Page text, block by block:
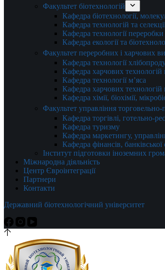
Факультет біотехнологій
Кафедра біотехнології,
Кафедра технологій та
Кафедра технології
Кафедра екології та
Факультет переробних і харчових
Кафедра технології
Кафедра харчових технологій
Кафедра технології м’яса
Кафедра харчових технологій
Кафедра хімії, біохімії,
Факультет управління
Кафедра торгівлі, готельно-
Кафедра туризму
Кафедра маркетингу,
Кафедра фінансів,
Інститут підготовки іноземних
Міжнародна діяльність
Центр Євроінтеграції
Партнери
Контакти
Державний біотехнологічний університет